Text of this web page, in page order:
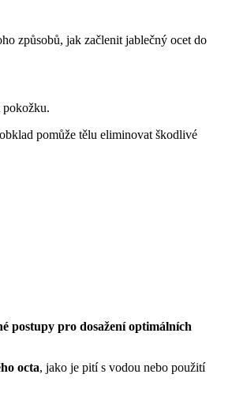
způsobů, jak začlenit jablečný ocet do
pokožku.
pomůže tělu eliminovat škodlivé
postupy pro dosažení optimálních
octa, jako je pití s vodou nebo použití